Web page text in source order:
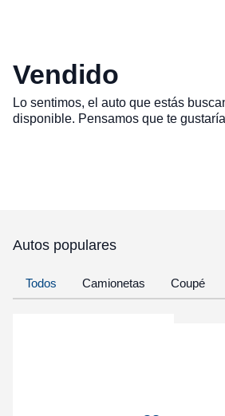
Vendido
Lo sentimos, el auto que estás
disponible. Pensamos que te
Autos populares
Todos Camionetas Coupé